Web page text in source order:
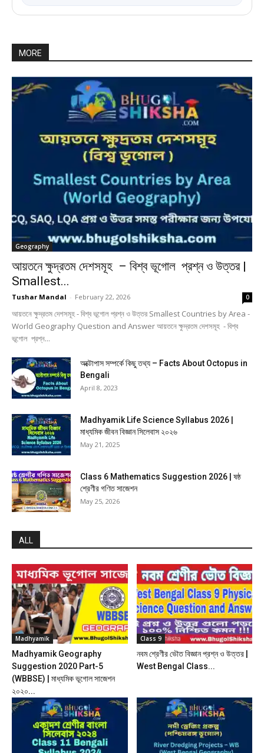
MORE
Geography
আয়তনে ক্ষুদ্রতম দেশসমূহ – বিশ্ব ভূগোল প্রশ্ন ও উত্তর |
Smallest...
Tushar Mandal - February 22, 2026 0
আয়তনে ক্ষুদ্রতম দেশসমূহ - বিশ্ব ভূগোল প্রশ্ন ও উত্তর Smallest Countries by Area -
World Geography Question and Answer আয়তনে ক্ষুদ্রতম দেশসমূহ - বিশ্ব
ভূগোল প্রশ্ন...
অক্টোপাস সম্পর্কে কিছু তথ্য – Facts About Octopus in
Bengali
April 8, 2023
Madhyamik Life Science Syllabus 2026 |
মাধ্যমিক জীবন বিজ্ঞান সিলেবাস ২০২৬
May 21, 2025
Class 6 Mathematics Suggestion 2026 | ষষ্ঠ
শ্রেণীর গণিত সাজেশন
May 25, 2026
ALL
Madhyamik
Madhyamik Geography
Suggestion 2020 Part-5
(WBBSE) | মাধ্যমিক ভূগোল সাজেশন
২০২০...
Class 9
নবম শ্রেণীর ভৌত বিজ্ঞান প্রশ্ন ও উত্তর |
West Bengal Class...